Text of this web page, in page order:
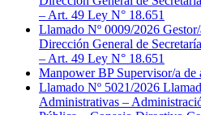
– Art. 49 Ley N° 18.651
Llamado Nº 0009/2026
Dirección General de
– Art. 49 Ley N° 18.651
Manpower BP Supervisor/a de
Llamado Nº 5021/2026
Administrativas –